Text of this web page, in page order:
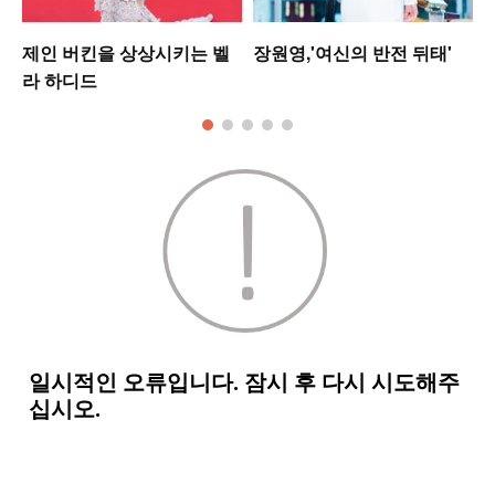
제인 버킨을 상상시키는 벨
라 하디드
장원영,'여신의 반전 뒤태'